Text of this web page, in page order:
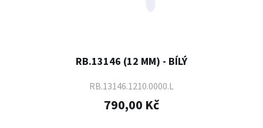
RB.13146 (12 MM) - BÍLÝ
RB.13146.1210.0000.L
790,00 Kč